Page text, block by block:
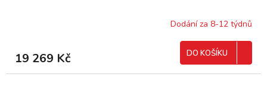
R
A
Dodání za 8-12 týdnů
19 269 Kč DO KOŠÍKU